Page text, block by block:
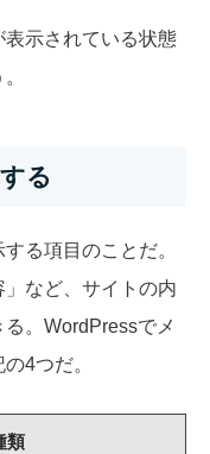
示されている状態
る
る項目のことだ。
」など、サイトの内
。WordPressでメ
4つだ。
類